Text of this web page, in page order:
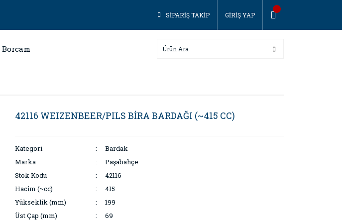
SİPARİŞ TAKİP GİRİŞ YAP
Borcam
42116 WEIZENBEER/PILS BİRA BARDAĞI (~415 CC)
Kategori
Bardak
Marka
Paşabahçe
Stok Kodu
42116
Hacim (~cc)
415
Yükseklik (mm)
199
Üst Çap (mm)
69